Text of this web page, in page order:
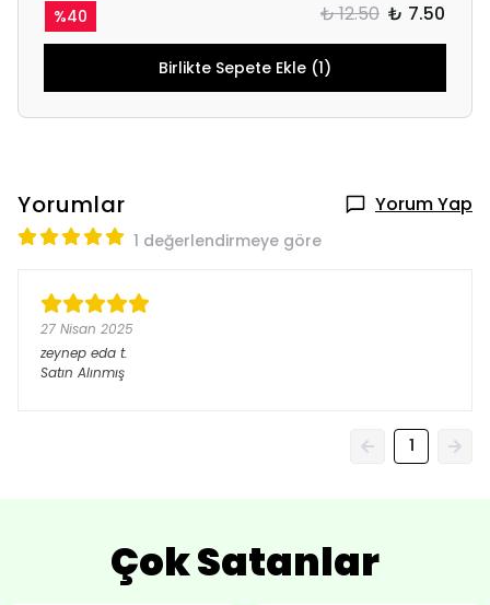
%40 ₺ 12.50 ₺ 7.50
Birlikte Sepete Ekle (1)
Yorumlar Yorum Yap
1 değerlendirmeye göre
27 Nisan 2025
zeynep eda t.
Satın Alınmış
1
Çok Satanlar